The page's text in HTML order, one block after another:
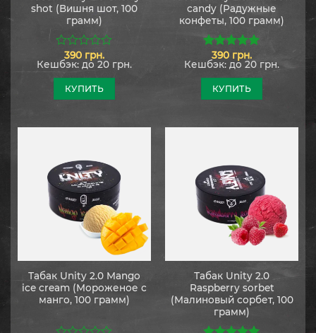
shot (Вишня шот, 100
грамм)
из
5
390 грн.
Кешбэк: до 20 грн.
КУПИТЬ
candy (Радужные
конфеты, 100 грамм)
5.00из 5
390 грн.
Кешбэк: до 20 грн.
КУПИТЬ
Табак Unity 2.0 Mango
ice cream (Мороженое с
манго, 100 грамм)
Табак Unity 2.0
Raspberry sorbet
(Малиновый сорбет, 100
грамм)